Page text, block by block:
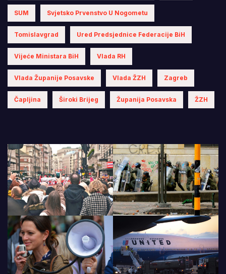
SUM Svjetsko Prvenstvo U Nogometu
Tomislavgrad Ured Predsjednice Federacije BiH
Vijeće Ministara BiH Vlada RH
Vlada Županije Posavske Vlada ŽZH Zagreb
Čapljina Široki Brijeg Županija Posavska ŽZH